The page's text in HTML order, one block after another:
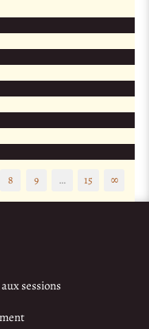
8 9 … 15 ∞
sessions